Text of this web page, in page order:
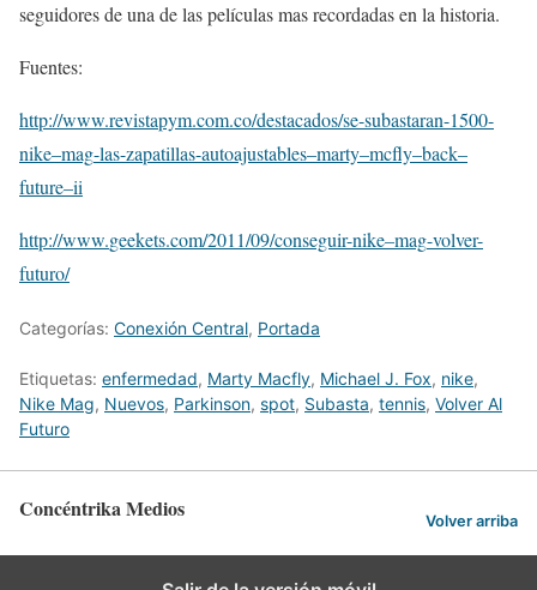
seguidores de una de las películas mas recordadas en la historia.
Fuentes:
http://www.revistapym.com.co/destacados/se-subastaran-1500-
nike–mag-las-zapatillas-autoajustables–marty–mcfly–back–
future–ii
http://www.geekets.com/2011/09/conseguir-nike–mag-volver-
futuro/
Categorías: Conexión Central, Portada
Etiquetas: enfermedad, Marty Macfly, Michael J. Fox, nike,
Nike Mag, Nuevos, Parkinson, spot, Subasta, tennis, Volver Al
Futuro
Concéntrika Medios Volver arriba